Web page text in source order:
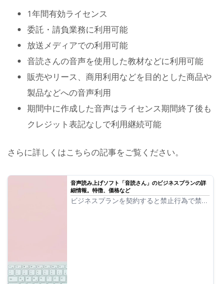
1年間有効ライセンス
委託・請負業務に利用可能
放送メディアでの利用可能
音読さんの音声を使用した教材などに利用可能
販売やリース、商用利用などを目的とした商品や
製品などへの音声利用
期間中に作成した音声はライセンス期間終了後も
クレジット表記なしで利用継続可能
さらに詳しくはこちらの記事をご覧ください。
音声読み上げソフト「音読さん」のビジネスプランの詳
細情報。特徴、価格など
ビジネスプランを契約すると禁止行為で禁止